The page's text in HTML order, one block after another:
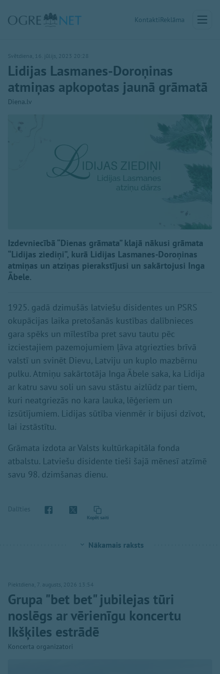
KontaktiReklāma
Svētdiena, 16. jūlijs, 2023 20:28
Lidijas Lasmanes-Doroņinas
atmiņas apkopotas jaunā grāmatā
Diena.lv
Izdevniecībā “Dienas grāmata” klajā nākusi grāmata
“Lidijas ziediņi”, kurā Lidijas Lasmanes-Doroņinas
atmiņas un atziņas pierakstījusi un sakārtojusi Inga
Ābele.
1925. gadā dzimušās latviešu disidentes un PSRS
okupācijas laika pretošanās kustības dalībnieces
gara spēks un mīlestība pret savu tautu pēc
izciestajiem pazemojumiem ļāva atgriezties brīvā
valstī un svinēt Dievu, Latviju un kuplo mazbērnu
pulku. Atmiņu sakārtotāja Inga Ābele saka, ka Lidija
ar katru savu soli un savu stāstu aizlūdz par tiem,
kuri neatgriezās no kara lauka, lēģeriem un
izsūtījumiem. Lidijas sūtība vienmēr ir bijusi dzīvot,
lai izstāstītu.
Grāmata izdota ar Valsts kultūrkapitāla fonda
atbalstu. Latviešu disidente tieši šajā mēnesī atzīmē
savu 98. dzimšanas dienu.
Dalīties
Kopēt saiti
Nākamais raksts
Piektdiena, 7. augusts, 2026 13:54
Grupa "bet bet" jubilejas tūri
noslēgs ar vērienīgu koncertu
Ikšķiles estrādē
Koncerta organizatori